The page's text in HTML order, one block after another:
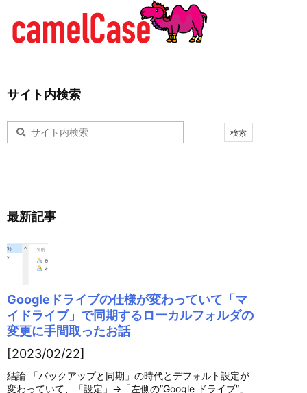
サイト内検索
最新記事
Googleドライブの仕様が変わっていて「マ
イドライブ」で同期するローカルフォルダの
変更に手間取ったお話
[2023/02/22]
結論 「バックアップと同期」の時代とデフォルト設定が
変わっていて、「設定」→「左側の”Google ドライブ”」